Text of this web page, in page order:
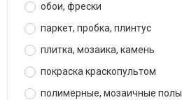
обои, фрески
паркет, пробка, плинтус
плитка, мозаика, камень
покраска краскопультом
полимерные, мозаичные полы